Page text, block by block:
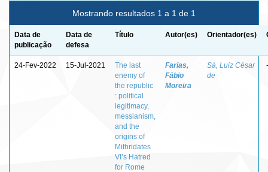
Mostrando resultados 1 a 1 de 1
Data de
publicação
Data de
defesa
Título Autor(es) Orientador(es)
24-Fev-2022 15-Jul-2021
The last
enemy of
the republic
: political
legitimacy,
messianism,
and the
origins of
Mithridates
VI’s Hatred
for Rome
Farias,
Fábio
Moreira
Sá, Luiz César
de
-